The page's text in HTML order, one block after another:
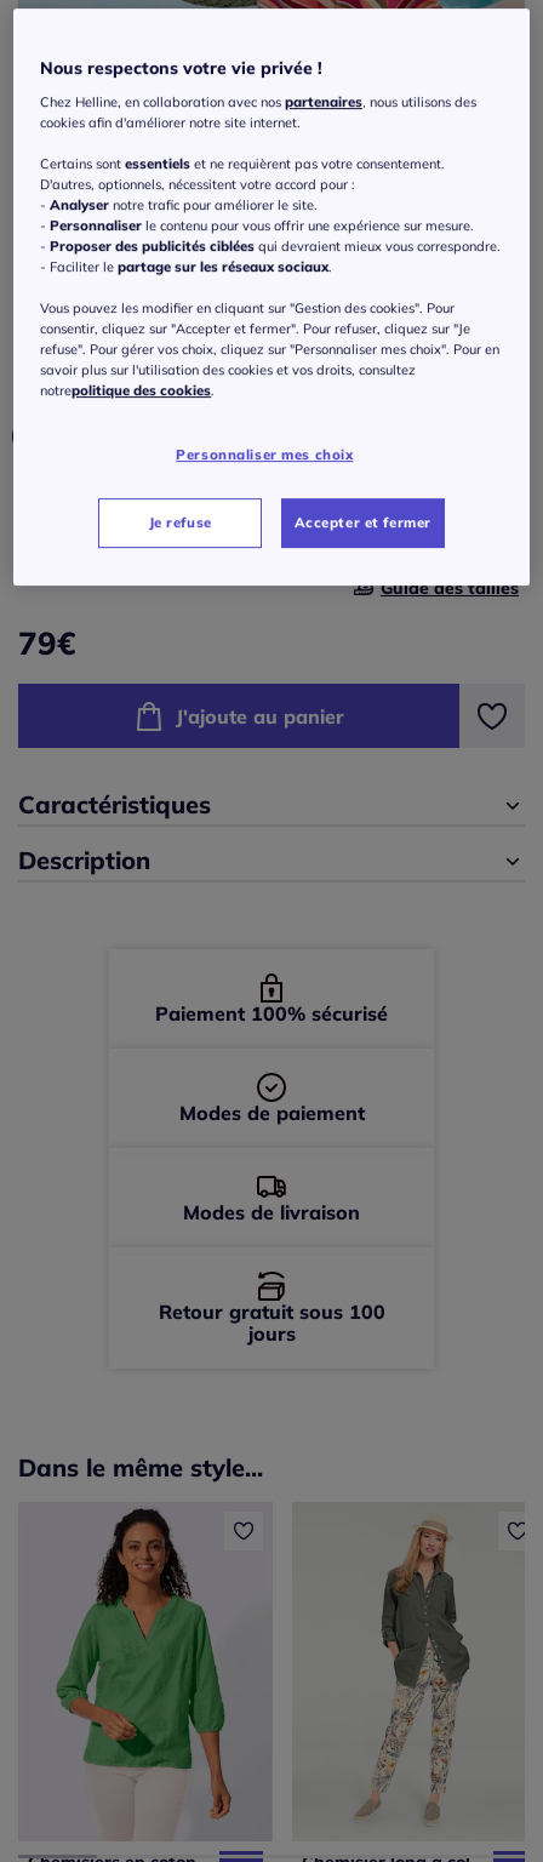
Exclu web
Chemisier fluide en satin avec col rond et
manches 3/4
Réf : 472.841.005
Couleur :kaki
En stock
42 -En stock
44 -En stock
Guide des tailles
79€
J'ajoute au panier
Caractéristiques
Description
Paiement 100% sécurisé
Modes de paiement
Modes de livraison
Retour gratuit sous 100
jours
Dans le même style...
Nous respectons votre vie privée !
Chez Helline, en collaboration avec nospartenaires, nous utilisons des
cookies afin d'améliorer notre site internet.
Certains sontessentiels et ne requièrent pas votre consentement.
D'autres, optionnels, nécessitent votre accord pour :
-Analyser notre trafic pour améliorer le site.
-Personnaliser le contenu pour vous offrir une expérience sur mesure.
-Proposer des publicités ciblées qui devraient mieux vous correspondre.
- Faciliter lepartage sur les réseaux sociaux.
Vous pouvez les modifier en cliquant sur "Gestion des cookies". Pour
consentir, cliquez sur "Accepter et fermer". Pour refuser, cliquez sur "Je
refuse". Pour gérer vos choix, cliquez sur "Personnaliser mes choix". Pour en
savoir plus sur l'utilisation des cookies et vos droits, consultez
notrepolitique des cookies.
Personnaliser mes choix
Je refuse Accepter et fermer